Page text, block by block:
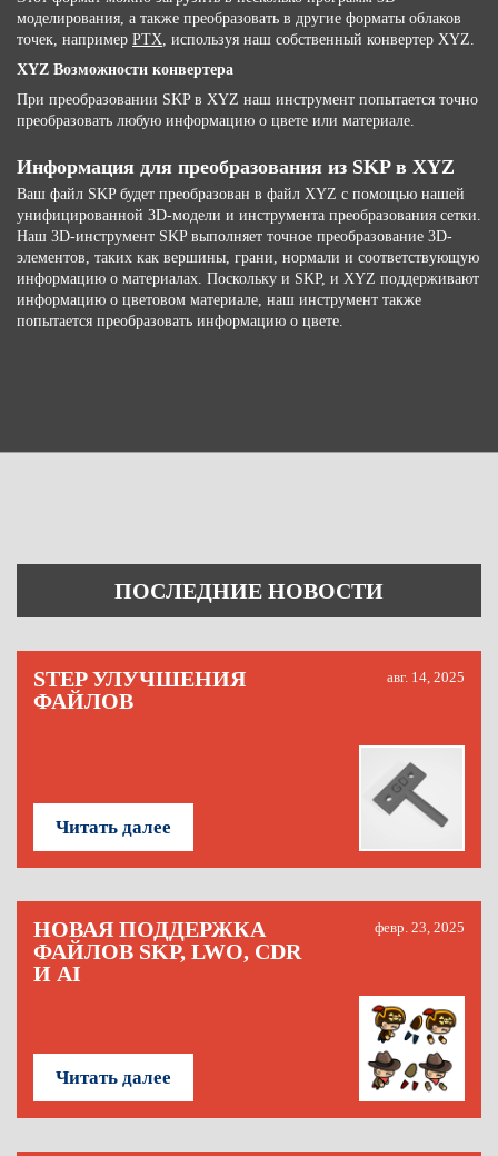
моделирования, а также преобразовать в другие форматы облаков
точек, например PTX, используя наш собственный конвертер XYZ.
XYZ Возможности конвертера
При преобразовании SKP в XYZ наш инструмент попытается точно
преобразовать любую информацию о цвете или материале.
Информация для преобразования из SKP в XYZ
Ваш файл SKP будет преобразован в файл XYZ с помощью нашей
унифицированной 3D-модели и инструмента преобразования сетки.
Наш 3D-инструмент SKP выполняет точное преобразование 3D-
элементов, таких как вершины, грани, нормали и соответствующую
информацию о материалах. Поскольку и SKP, и XYZ поддерживают
информацию о цветовом материале, наш инструмент также
попытается преобразовать информацию о цвете.
ПОСЛЕДНИЕ НОВОСТИ
STEP УЛУЧШЕНИЯ
ФАЙЛОВ
авг. 14, 2025
Читать далее
НОВАЯ ПОДДЕРЖКА
ФАЙЛОВ SKP, LWO, CDR
И AI
февр. 23, 2025
Читать далее